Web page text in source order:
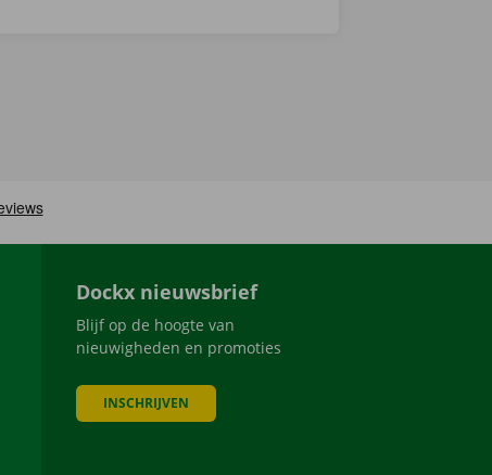
Dockx nieuwsbrief
Blijf op de hoogte van
nieuwigheden en promoties
INSCHRIJVEN